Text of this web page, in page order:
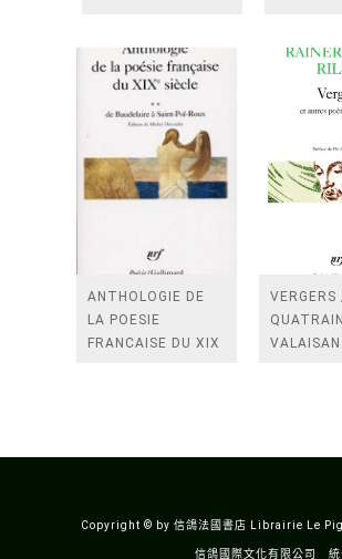
ANTHOLOGIE DE
LA POESIE
FRANCAISE DU XIX
VERGERS
Copyright © by 信鴿法國書店 Librairie Le
信鴿國際文化有限公司